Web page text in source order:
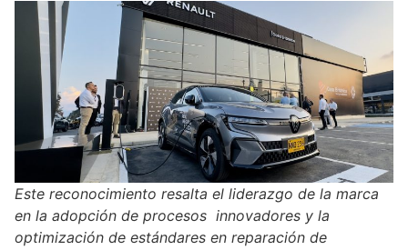
Este reconocimiento resalta el liderazgo de la marca
en la adopción de procesos innovadores y la
optimización de estándares en reparación de